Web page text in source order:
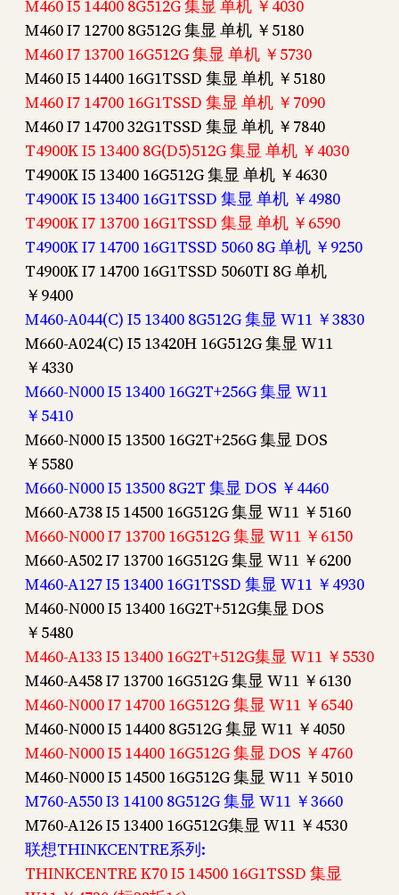
M460 I5 14400 8G512G 集显 单机 ￥4030
M460 I7 12700 8G512G 集显 单机 ￥5180
M460 I7 13700 16G512G 集显 单机 ￥5730
M460 I5 14400 16G1TSSD 集显 单机 ￥5180
M460 I7 14700 16G1TSSD 集显 单机 ￥7090
M460 I7 14700 32G1TSSD 集显 单机 ￥7840
T4900K I5 13400 8G(D5)512G 集显 单机 ￥4030
T4900K I5 13400 16G512G 集显 单机 ￥4630
T4900K I5 13400 16G1TSSD 集显 单机 ￥4980
T4900K I7 13700 16G1TSSD 集显 单机 ￥6590
T4900K I7 14700 16G1TSSD 5060 8G 单机 ￥9250
T4900K I7 14700 16G1TSSD 5060TI 8G 单机
￥9400
M460-A044(C) I5 13400 8G512G 集显 W11 ￥3830
M660-A024(C) I5 13420H 16G512G 集显 W11
￥4330
M660-N000 I5 13400 16G2T+256G 集显 W11
￥5410
M660-N000 I5 13500 16G2T+256G 集显 DOS
￥5580
M660-N000 I5 13500 8G2T 集显 DOS ￥4460
M660-A738 I5 14500 16G512G 集显 W11 ￥5160
M660-N000 I7 13700 16G512G 集显 W11 ￥6150
M660-A502 I7 13700 16G512G 集显 W11 ￥6200
M460-A127 I5 13400 16G1TSSD 集显 W11 ￥4930
M460-N000 I5 13400 16G2T+512G集显 DOS
￥5480
M460-A133 I5 13400 16G2T+512G集显 W11 ￥5530
M460-A458 I7 13700 16G512G 集显 W11 ￥6130
M460-N000 I7 14700 16G512G 集显 W11 ￥6540
M460-N000 I5 14400 8G512G 集显 W11 ￥4050
M460-N000 I5 14400 16G512G 集显 DOS ￥4760
M460-N000 I5 14500 16G512G 集显 W11 ￥5010
M760-A550 I3 14100 8G512G 集显 W11 ￥3660
M760-A126 I5 13400 16G512G集显 W11 ￥4530
联想THINKCENTRE系列:
THINKCENTRE K70 I5 14500 16G1TSSD 集显